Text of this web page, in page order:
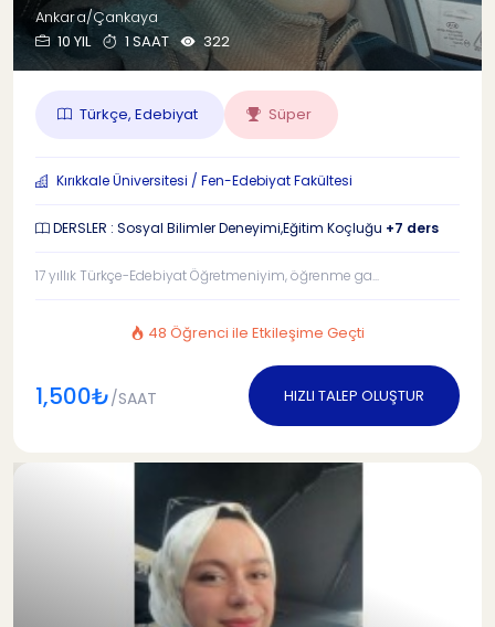
Ankara/Çankaya
10 YIL
1 SAAT 322
Türkçe, Edebiyat Süper
Kırıkkale Üniversitesi / Fen-Edebiyat Fakültesi
DERSLER : Sosyal Bilimler Deneyimi,Eğitim Koçluğu +7 ders
17 yıllık Türkçe-Edebiyat Öğretmeniyim, öğrenme ga...
48 Öğrenci ile Etkileşime Geçti
1,500₺/SAAT HIZLI TALEP OLUŞTUR